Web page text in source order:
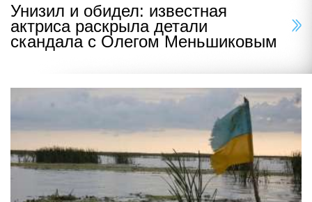
Унизил и обидел: известная
актриса раскрыла детали
скандала с Олегом Меньшиковым